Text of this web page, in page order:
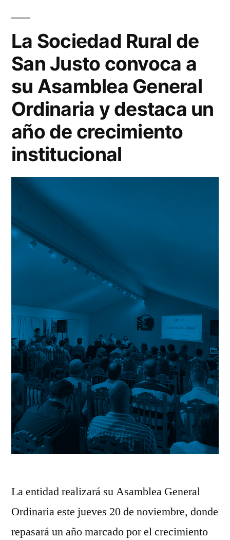
La Sociedad Rural de
San Justo convoca a
su Asamblea General
Ordinaria y destaca un
año de crecimiento
institucional
La entidad realizará su Asamblea General
Ordinaria este jueves 20 de noviembre, donde
repasará un año marcado por el crecimiento